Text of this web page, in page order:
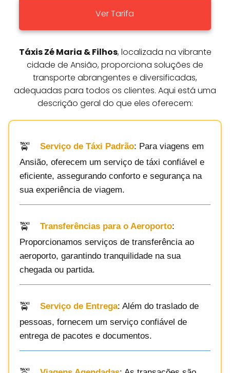
Ver Tarifa
Táxis Zé Maria & Filhos, localizada na vibrante
cidade de Ansião, proporciona soluções de
transporte abrangentes e diversificadas,
adequadas para todos os clientes. Aqui está uma
descrição geral do que eles oferecem:
Serviço de Táxi Padrão: Para viagens em
Ansião, oferecem um serviço de táxi confiável e
eficiente, assegurando conforto e segurança na
sua experiência de viagem.
Transferências para o Aeroporto:
Proporcionamos serviços de transferência ao
aeroporto, garantindo tranquilidade na sua
chegada ou partida.
Serviço de Entrega: Além do traslado de
pessoas, fornecem um serviço confiável de
entrega de pacotes e documentos.